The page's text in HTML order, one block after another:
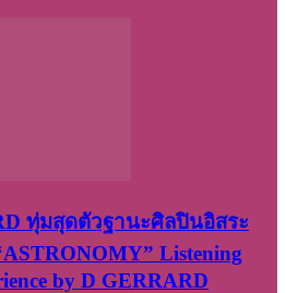
ทุ่มสุดตัวฐานะศิลปินอิสระ
Listening
by D GERRARD